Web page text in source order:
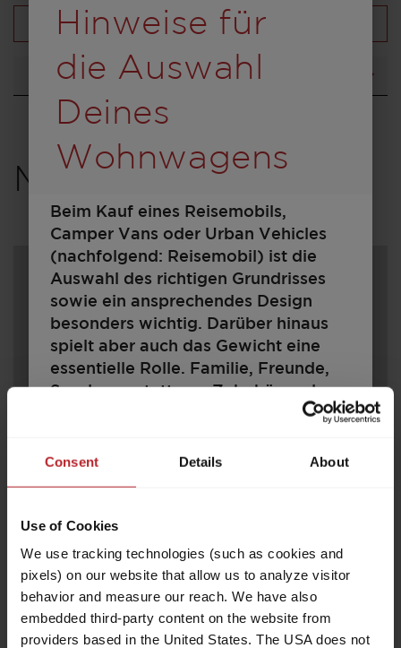
Consent Details About
Use of Cookies
We use tracking technologies (such as cookies and
pixels) on our website that allow us to analyze visitor
behavior and measure our reach. We have also
embedded third-party content on the website from
providers based in the United States. The USA does not
Fahrzeugübersicht
Grundriss
Modell auswählen
19.000,– CHF
Preis aba) Schlafplätze
6,76 m
Länge
1200 kg
Zulässig. Gesamtgewicht
Hinweise für
die Auswahl
Deines
Wohnwagens
Beim Kauf eines Reisemobils,
Camper Vans oder Urban Vehicles
(nachfolgend: Reisemobil) ist die
Auswahl des richtigen Grundrisses
sowie ein ansprechendes Design
besonders wichtig. Darüber hinaus
spielt aber auch das Gewicht eine
essentielle Rolle. Familie, Freunde,
Sonderausstattung, Zubehör und
Gepäck – all das soll Platz finden.
technische Grenzen für die
Gewicht ausgelegt, das im
Fahrbetrieb nicht überschritten
werden darf. Für Reisemobilkäufer
stellt sich damit die Frage: Wie muss
ich mein Fahrzeug konfigurieren, um
Fahrgäste, Gepäck und Zubehör